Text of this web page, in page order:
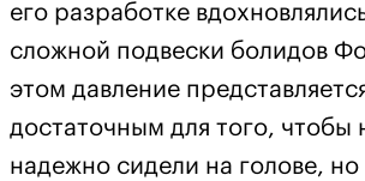
его разработке
сложной подвески болидов
этом давление
достаточным для того, чтобы
надежно сидели на голове,